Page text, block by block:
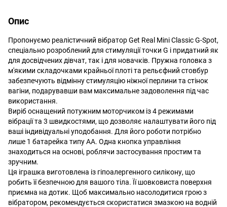
Опис
Пропонуємо реалістичний вібратор Get Real Mini Classic G-Spot,
спеціально розроблений для стимуляції точки G і придатний як
для досвідчених дівчат, так і для новачків. Пружна головка з
м'якими складочками крайньої плоті та рельєфний стовбур
забезпечують відмінну стимуляцію ніжної перлини та стінок
вагіни, подарувавши вам максимальне задоволення під час
використання.
Виріб оснащений потужним моторчиком із 4 режимами
вібрації та 3 швидкостями, що дозволяє налаштувати його під
ваші індивідуальні уподобання. Для його роботи потрібно
лише 1 батарейка типу АА. Одна кнопка управління
знаходиться на основі, роблячи застосування простим та
зручним.
Ця іграшка виготовлена із гіпоалергенного силікону, що
робить її безпечною для вашого тіла. Її шовковиста поверхня
приємна на дотик. Щоб максимально насолодитися грою з
вібратором, рекомендується скористатися змазкою на водній